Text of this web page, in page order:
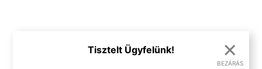
×
BEZÁRÁS
Tisztelt Ügyfelünk!